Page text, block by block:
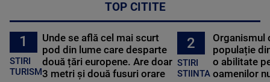
TOP CITITE
1
STIRI
TURISM
Unde se află cel mai scurt
pod din lume care desparte
două țări europene. Are doar
3 metri și două fusuri orare
2
STIRI
STIINTA
Organismul
populație
o abilitate
oamenilor